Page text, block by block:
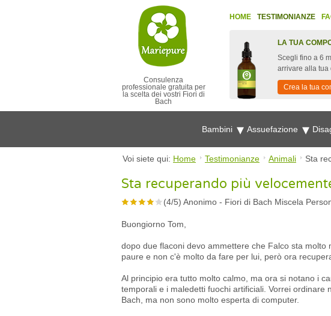
Consulenza
professionale gratuita per
la scelta dei vostri Fiori di
Bach
HOME TESTIMONIANZE
LA TUA
Scegli fino a 6
arrivare alla tua
Crea la tua
Bambini Assuefazione
Voi siete qui: Home Testimonianze Animali Sta
Sta recuperando più
(4/5) Anonimo - Fiori di Bach Miscela
Buongiorno Tom,
dopo due flaconi devo ammettere che Falco sta molto
paure e non c'è molto da fare per lui, però ora
Al principio era tutto molto calmo, ma ora si notano i
temporali e i maledetti fuochi artificiali. Vorrei ordinare
Bach, ma non sono molto esperta di computer.